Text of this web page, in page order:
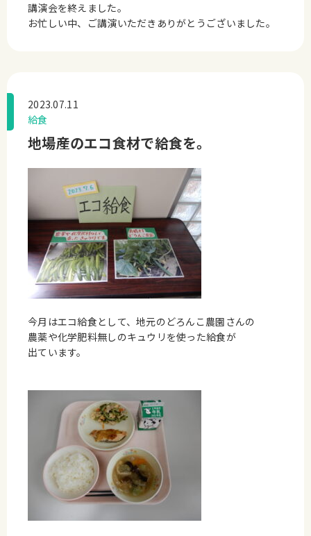
講演会を終えました。
お忙しい中、ご講演いただきありがとうございました。
2023.07.11
給食
地場産のエコ食材で給食を。
今月はエコ給食として、地元のどろんこ農園さんの
農薬や化学肥料無しのキュウリを使った給食が
出ています。